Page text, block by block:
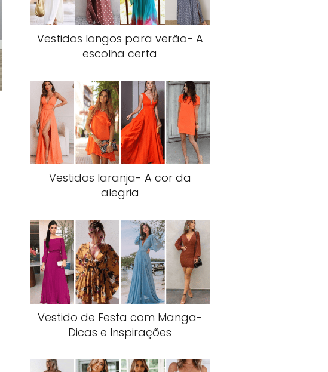
Vestidos longos para verão- A
escolha certa
Vestidos laranja- A cor da
alegria
Vestido de Festa com Manga-
Dicas e Inspirações